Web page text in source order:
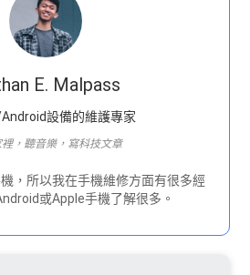
E. Malpass
設備的維護專家
裡，聽音樂，寫科技文章
，所以我在手機維修方面有很多經
或Apple手機了解很多。